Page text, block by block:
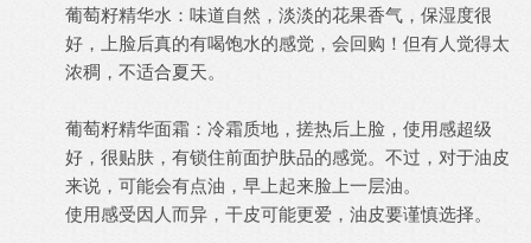
葡萄籽精华水：味道自然，淡淡的花果香气，保湿度很
好，上脸后真的有喝饱水的感觉，会回购！但有人觉得太
浓稠，不适合夏天。
葡萄籽精华面霜：冷霜质地，搓热后上脸，使用感超级
好，很贴肤，有锁住前面护肤品的感觉。不过，对于油皮
来说，可能会有点油，早上起来脸上一层油。
使用感受因人而异，干皮可能更爱，油皮要谨慎选择。